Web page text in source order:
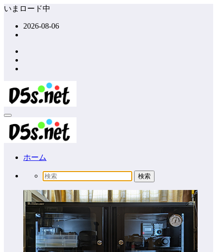
コ
ッ
プ
いまロード中
2026-08-06
ホーム